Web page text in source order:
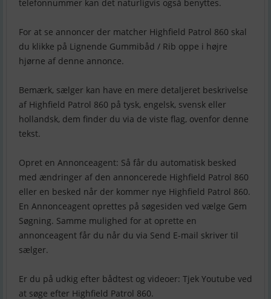
telefonnummer kan det naturligvis også benyttes.
For at se annoncer der matcher Highfield Patrol 860 skal
du klikke på Lignende Gummibåd / Rib oppe i højre
hjørne af denne annonce.
Bemærk, sælger kan have en mere detaljeret beskrivelse
af Highfield Patrol 860 på tysk, engelsk, svensk eller
hollandsk, dem finder du via de viste flag, ovenfor denne
tekst.
Opret en Annonceagent: Så får du automatisk besked
med ændringer af den annoncerede Highfield Patrol 860
eller en besked når der kommer nye Highfield Patrol 860.
En Annonceagent oprettes på søgesiden ved vælge Gem
Søgning. Samme mulighed for at oprette en
annonceagent får du når du via Send E-mail skriver til
sælger.
Er du på udkig efter bådtest og videoer: Tjek Youtube ved
at søge efter Highfield Patrol 860.